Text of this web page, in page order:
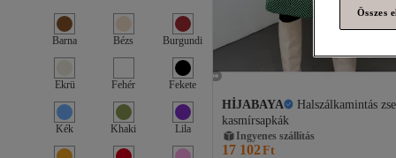
HİJABAYA
Halszálkamintás
kasmírsapkák
Ingyenes szállítás
17 102Ft
Barna Bézs Burgundi
Ekrü Fehér Fekete
Kék Khaki Lila
Összes